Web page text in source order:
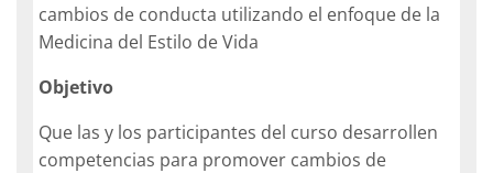
cambios de conducta utilizando el enfoque de la
Medicina del Estilo de Vida
Objetivo
Que las y los participantes del curso desarrollen
competencias para promover cambios de